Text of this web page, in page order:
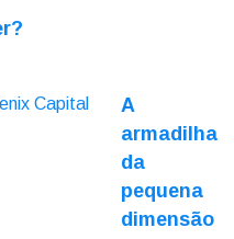
A
armadilha
da
pequena
dimensão